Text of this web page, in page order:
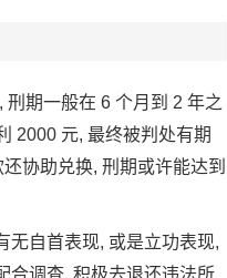
期一般在 6 个月到 2 年之
2000 元, 最终被判处有期
协助兑换, 刑期或许能达到
无自首表现, 或是立功表现,